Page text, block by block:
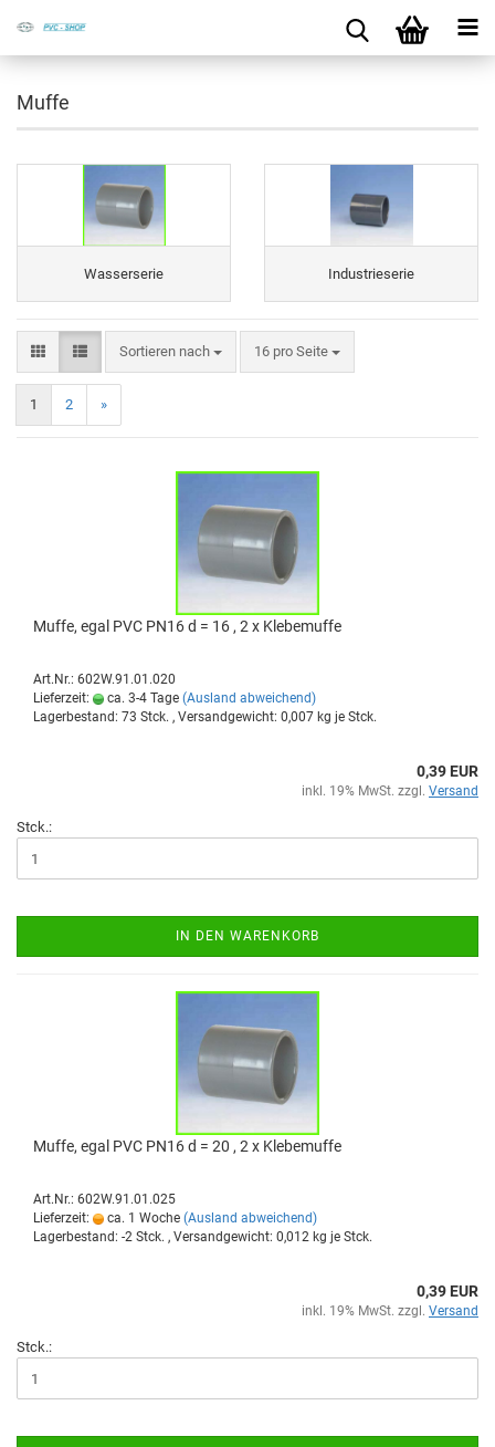
Muffe
Wasserserie Industrieserie
Sortieren nach 16 pro Seite
1 2 »
Muffe, egal PVC PN16 d = 16 , 2 x Kle­be­muf­fe
Art.Nr.: 602W.91.01.020
Lieferzeit:
ca. 3-4 Tage (Ausland abweichend)
Lagerbestand: 73 Stck. , Versandgewicht: 0,007 kg je Stck.
0,39 EUR
inkl. 19% MwSt. zzgl. Versand
Stck.:
IN DEN WARENKORB
Muffe, egal PVC PN16 d = 20 , 2 x Kle­be­muf­fe
Art.Nr.: 602W.91.01.025
Lieferzeit:
ca. 1 Woche (Ausland abweichend)
Lagerbestand: -2 Stck. , Versandgewicht: 0,012 kg je Stck.
0,39 EUR
inkl. 19% MwSt. zzgl. Versand
Stck.: